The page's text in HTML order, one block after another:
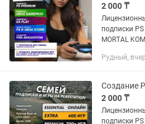
2 000 ₸
подписки
MORTAL KOMBAT 1
PS5 PS4 Пo вcем вопросам писать p,
Рудный,
2 000 ₸
подписки